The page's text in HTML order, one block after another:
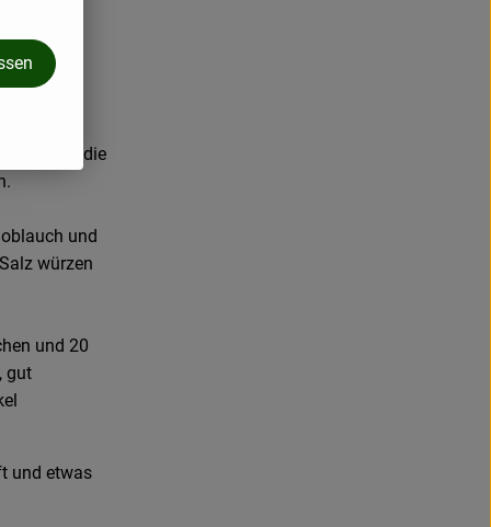
und die
und
würzen
und 20
gut
und etwas